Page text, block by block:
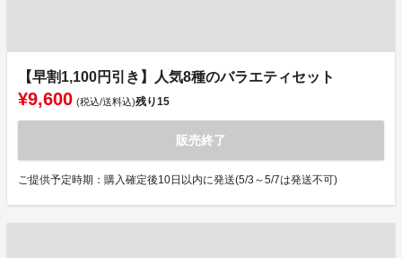
【早割1,100円引き】人気8種のバラエティセット
¥9,600 (税込/送料込)残り15
販売終了
ご提供予定時期：購入確定後10日以内に発送(5/3～5/7は発送不可)